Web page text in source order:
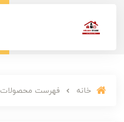
خانه فهرست محصولات